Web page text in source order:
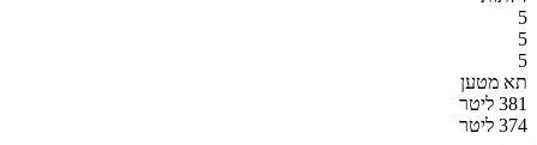
5
5
5
תא מטען
381 ליטר
374 ליטר